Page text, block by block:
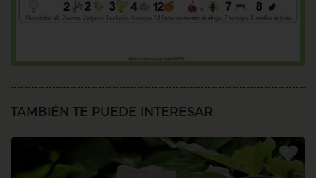
TAMBIÉN TE PUEDE INTERESAR